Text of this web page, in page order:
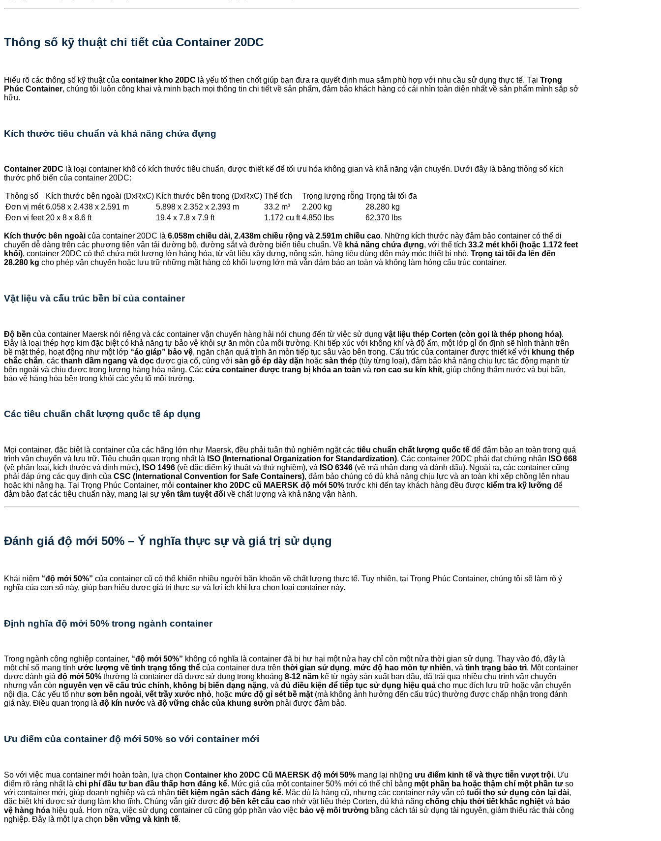
Thông số kỹ thuật chi tiết của Container 20DC
Hiểu rõ các thông số kỹ thuật của container kho 20DC là yếu tố then chốt giúp bạn đưa ra quyết định mua sắm phù hợp với nhu cầu sử dụng thực tế. Tại Trọng
Phúc Container, chúng tôi luôn công khai và minh bạch mọi thông tin chi tiết về sản phẩm, đảm bảo khách hàng có cái nhìn toàn diện nhất về sản phẩm mình sắp sở
hữu.
Kích thước tiêu chuẩn và khả năng chứa đựng
Container 20DC là loại container khô có kích thước tiêu chuẩn, được thiết kế để tối ưu hóa không gian và khả năng vận chuyển. Dưới đây là bảng thông số kích
thước phổ biến của container 20DC:
Thông số Kích thước bên ngoài (DxRxC) Kích thước bên trong (DxRxC) Thể tích Trọng lượng rỗng Trọng tải tối đa
Đơn vị mét 6.058 x 2.438 x 2.591 m 5.898 x 2.352 x 2.393 m 33.2 m³ 2.200 kg
28.280 kg
Đơn vị feet 20 x 8 x 8.6 ft 19.4 x 7.8 x 7.9 ft 1.172 cu ft 4.850 lbs 62.370 lbs
Kích thước bên ngoài của container 20DC là 6.058m chiều dài, 2.438m chiều rộng và 2.591m chiều cao. Những kích thước này đảm bảo container có thể di
chuyển dễ dàng trên các phương tiện vận tải đường bộ, đường sắt và đường biển tiêu chuẩn. Về khả năng chứa đựng, với thể tích 33.2 mét khối (hoặc 1.172 feet
khối), container 20DC có thể chứa một lượng lớn hàng hóa, từ vật liệu xây dựng, nông sản, hàng tiêu dùng đến máy móc thiết bị nhỏ. Trọng tải tối đa lên đến
28.280 kg cho phép vận chuyển hoặc lưu trữ những mặt hàng có khối lượng lớn mà vẫn đảm bảo an toàn và không làm hỏng cấu trúc container.
Vật liệu và cấu trúc bền bỉ của container
Độ bền của container Maersk nói riêng và các container vận chuyển hàng hải nói chung đến từ việc sử dụng vật liệu thép Corten (còn gọi là thép phong hóa).
Đây là loại thép hợp kim đặc biệt có khả năng tự bảo vệ khỏi sự ăn mòn của môi trường. Khi tiếp xúc với không khí và độ ẩm, một lớp gỉ ổn định sẽ hình thành trên
bề mặt thép, hoạt động như một lớp “áo giáp” bảo vệ, ngăn chặn quá trình ăn mòn tiếp tục sâu vào bên trong. Cấu trúc của container được thiết kế với khung thép
chắc chắn, các thanh dầm ngang và dọc được gia cố, cùng với sàn gỗ ép dày dặn hoặc sàn thép (tùy từng loại), đảm bảo khả năng chịu lực tác động mạnh từ
bên ngoài và chịu được trọng lượng hàng hóa nặng. Các cửa container được trang bị khóa an toàn và ron cao su kín khít, giúp chống thấm nước và bụi bẩn,
bảo vệ hàng hóa bên trong khỏi các yếu tố môi trường.
Các tiêu chuẩn chất lượng quốc tế áp dụng
Mọi container, đặc biệt là container của các hãng lớn như Maersk, đều phải tuân thủ nghiêm ngặt các tiêu chuẩn chất lượng quốc tế để đảm bảo an toàn trong quá
trình vận chuyển và lưu trữ. Tiêu chuẩn quan trọng nhất là ISO (International Organization for Standardization). Các container 20DC phải đạt chứng nhận ISO 668
(về phân loại, kích thước và định mức), ISO 1496 (về đặc điểm kỹ thuật và thử nghiệm), và ISO 6346 (về mã nhận dạng và đánh dấu). Ngoài ra, các container cũng
phải đáp ứng các quy định của CSC (International Convention for Safe Containers), đảm bảo chúng có đủ khả năng chịu lực và an toàn khi xếp chồng lên nhau
hoặc khi nâng hạ. Tại Trọng Phúc Container, mỗi container kho 20DC cũ MAERSK độ mới 50% trước khi đến tay khách hàng đều được kiểm tra kỹ lưỡng để
đảm bảo đạt các tiêu chuẩn này, mang lại sự yên tâm tuyệt đối về chất lượng và khả năng vận hành.
Đánh giá độ mới 50% – Ý nghĩa thực sự và giá trị sử dụng
Khái niệm “độ mới 50%” của container cũ có thể khiến nhiều người băn khoăn về chất lượng thực tế. Tuy nhiên, tại Trọng Phúc Container, chúng tôi sẽ làm rõ ý
nghĩa của con số này, giúp bạn hiểu được giá trị thực sự và lợi ích khi lựa chọn loại container này.
Định nghĩa độ mới 50% trong ngành container
Trong ngành công nghiệp container, “độ mới 50%” không có nghĩa là container đã bị hư hại một nửa hay chỉ còn một nửa thời gian sử dụng. Thay vào đó, đây là
một chỉ số mang tính ước lượng về tình trạng tổng thể của container dựa trên thời gian sử dụng, mức độ hao mòn tự nhiên, và tình trạng bảo trì. Một container
được đánh giá độ mới 50% thường là container đã được sử dụng trong khoảng 8-12 năm kể từ ngày sản xuất ban đầu, đã trải qua nhiều chu trình vận chuyển
nhưng vẫn còn nguyên vẹn về cấu trúc chính, không bị biến dạng nặng, và đủ điều kiện để tiếp tục sử dụng hiệu quả cho mục đích lưu trữ hoặc vận chuyển
nội địa. Các yếu tố như sơn bên ngoài, vết trầy xước nhỏ, hoặc mức độ gỉ sét bề mặt (mà không ảnh hưởng đến cấu trúc) thường được chấp nhận trong đánh
giá này. Điều quan trọng là độ kín nước và độ vững chắc của khung sườn phải được đảm bảo.
Ưu điểm của container độ mới 50% so với container mới
So với việc mua container mới hoàn toàn, lựa chọn Container kho 20DC Cũ MAERSK độ mới 50% mang lại những ưu điểm kinh tế và thực tiễn vượt trội. Ưu
điểm rõ ràng nhất là chi phí đầu tư ban đầu thấp hơn đáng kể. Mức giá của một container 50% mới có thể chỉ bằng một phần ba hoặc thậm chí một phần tư so
với container mới, giúp doanh nghiệp và cá nhân tiết kiệm ngân sách đáng kể. Mặc dù là hàng cũ, nhưng các container này vẫn có tuổi thọ sử dụng còn lại dài,
đặc biệt khi được sử dụng làm kho tĩnh. Chúng vẫn giữ được độ bền kết cấu cao nhờ vật liệu thép Corten, đủ khả năng chống chịu thời tiết khắc nghiệt và bảo
vệ hàng hóa hiệu quả. Hơn nữa, việc sử dụng container cũ cũng góp phần vào việc bảo vệ môi trường bằng cách tái sử dụng tài nguyên, giảm thiểu rác thải công
nghiệp. Đây là một lựa chọn bền vững và kinh tế.